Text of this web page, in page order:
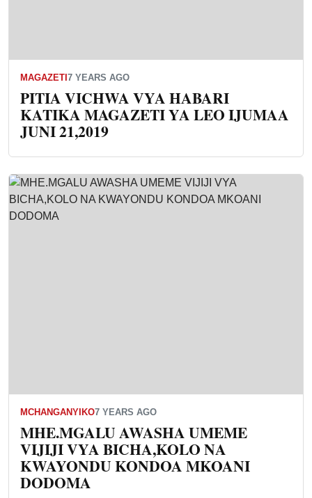
MAGAZETI7 YEARS AGO
PITIA VICHWA VYA HABARI
KATIKA MAGAZETI YA LEO IJUMAA
JUNI 21,2019
MCHANGANYIKO7 YEARS AGO
MHE.MGALU AWASHA UMEME
VIJIJI VYA BICHA,KOLO NA
KWAYONDU KONDOA MKOANI
DODOMA